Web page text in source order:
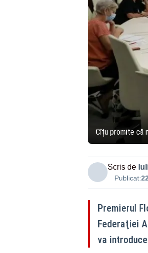
Cîțu promite că
Scris de
Publicat:
Premierul
Federaţiei
va